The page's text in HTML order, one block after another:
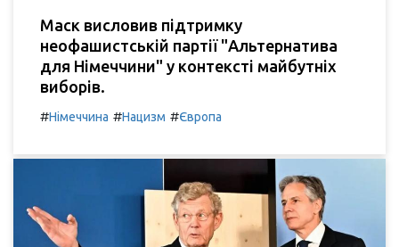
Маск висловив підтримку
неофашистській партії "Альтернатива
для Німеччини" у контексті майбутніх
виборів.
#Німеччина #Нацизм #Європа